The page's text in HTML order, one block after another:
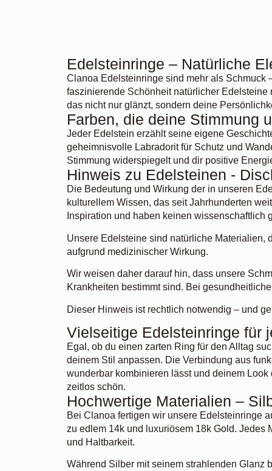
Edelsteinringe – Natürliche
Clanoa Edelsteinringe sind mehr als Schmuck
faszinierende Schönheit natürlicher
das nicht nur glänzt, sondern deine
Farben, die deine Stimmung
Jeder Edelstein erzählt seine eigene
geheimnisvolle Labradorit für Schutz und
Stimmung widerspiegelt und dir positive
Hinweis zu Edelsteinen -
Die Bedeutung und Wirkung der in unseren
kulturellem Wissen, das seit Jahrhunderten
Inspiration und haben keinen wissenschaftlich
Unsere Edelsteine sind natürliche Materialien,
aufgrund medizinischer Wirkung.
Wir weisen daher darauf hin, dass unsere
Krankheiten bestimmt sind. Bei
Dieser Hinweis ist rechtlich notwendig – und
Vielseitige Edelsteinringe für
Egal, ob du einen zarten Ring für den Alltag
deinem Stil anpassen. Die Verbindung aus
wunderbar kombinieren lässt und deinem
zeitlos schön.
Hochwertige Materialien –
Bei Clanoa fertigen wir unsere Edelsteinringe
zu edlem 14k und luxuriösem 18k Gold. Jedes
und Haltbarkeit.
Während Silber mit seinem strahlenden Glanz